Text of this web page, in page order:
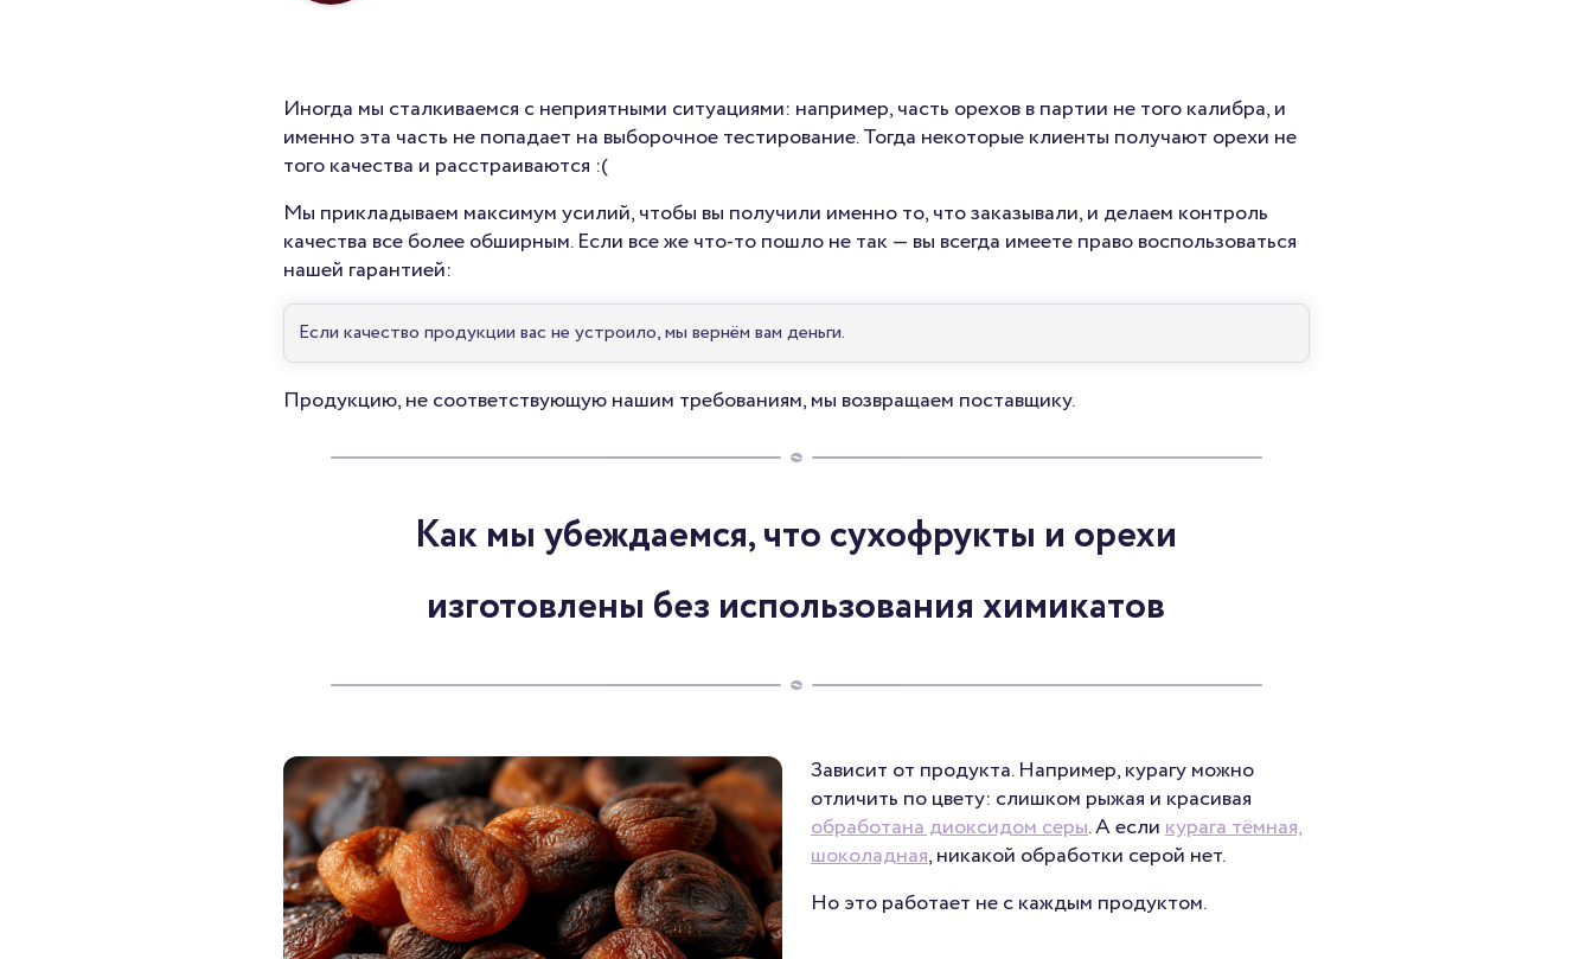
Иногда мы сталкиваемся с неприятными ситуациями: например, часть орехов в партии не того калибра, и
именно эта часть не попадает на выборочное тестирование. Тогда некоторые клиенты получают орехи не
того качества и расстраиваются :(
Мы прикладываем максимум усилий, чтобы вы получили именно то, что заказывали, и делаем контроль
качества все более обширным. Если все же что-то пошло не так — вы всегда имеете право воспользоваться
нашей гарантией:
Если качество продукции вас не устроило, мы вернём вам деньги.
Продукцию, не соответствующую нашим требованиям, мы возвращаем поставщику.
Как мы убеждаемся, что сухофрукты и орехи
изготовлены без использования химикатов
Зависит от продукта. Например, курагу можно
отличить по цвету: слишком рыжая и красивая
обработана диоксидом серы. А есликурага тёмная,
шоколадная, никакой обработки серой нет.
Но это работает не с каждым продуктом.